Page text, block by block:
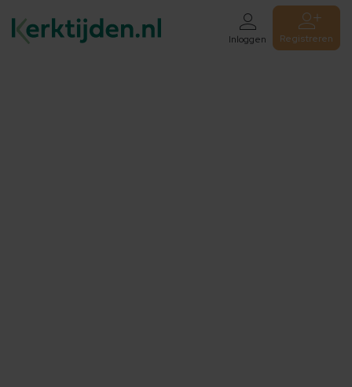
Inloggen Registreren